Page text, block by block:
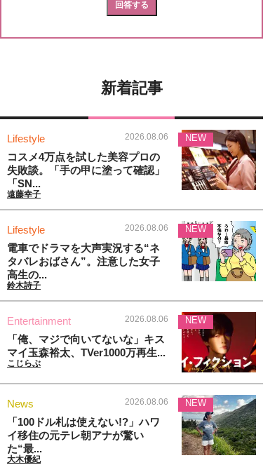
新着記事
Lifestyle 2026.08.06
コスメ4万点を試した美容プロの
失敗談。「手の甲に塗って確認」
「SN...
遠藤幸子
NEW
Lifestyle 2026.08.06
電車でドラマを大声実況する“ネ
タバレおばさん”。注意した女子
高生の...
鈴木詩子
NEW
Entertainment 2026.08.06
「俺、マジで向いてないな」キス
マイ玉森裕太、TVer1000万再生...
こじらぶ
NEW
News 2026.08.06
「100ドル札は使えない!?」ハワ
イ移住の元テレ朝アナが驚い
た“最...
大木優紀
NEW